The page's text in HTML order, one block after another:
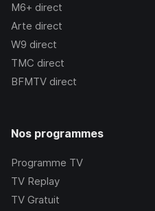
M6+ direct
Arte direct
W9 direct
TMC direct
BFMTV direct
Nos programmes
Programme TV
TV Replay
TV Gratuit